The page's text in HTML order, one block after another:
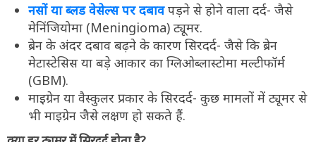
नसों या ब्लड वेसेल्स पर दबावपड़ने से होने वाला दर्द- जैसे
मेनिंजियोमा (Meningioma) ट्यूमर.
ब्रेन के अंदर दबाव बढ़ने के कारण सिरदर्द- जैसे कि ब्रेन
मेटास्टेसिस या बड़े आकार का ग्लिओब्लास्टोमा मल्टीफॉर्म
(GBM).
माइग्रेन या वैस्कुलर प्रकार के सिरदर्द- कुछ मामलों में ट्यूमर से
भी माइग्रेन जैसे लक्षण हो सकते हैं.